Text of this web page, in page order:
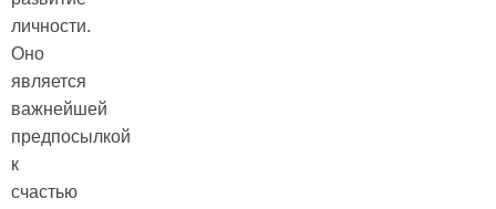
личности.
Оно
является
важнейшей
предпосылкой
к
счастью